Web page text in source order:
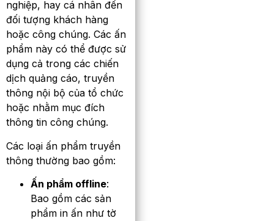
nghiệp, hay cá nhân đến
đối tượng khách hàng
hoặc công chúng. Các ấn
phẩm này có thể được sử
dụng cả trong các chiến
dịch quảng cáo, truyền
thông nội bộ của tổ chức
hoặc nhằm mục đích
thông tin công chúng.
Các loại ấn phẩm truyền
thông thường bao gồm:
Ấn phẩm offline:
Bao gồm các sản
phẩm in ấn như tờ